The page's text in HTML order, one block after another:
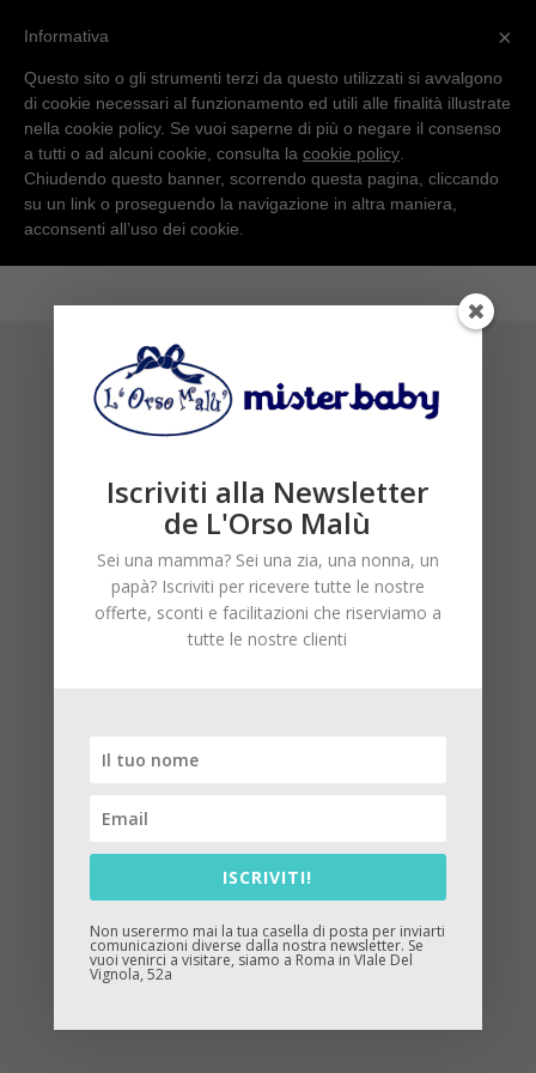
categorie
Shop
Tutti i Marchi
Billieblush
Coccodè
Filobio
Isi baby
Save the Duck
Contattaci
condizioni di vendita
Contatti
Iscriviti alla Newsletter
de L'Orso Malù
Sei una mamma? Sei una zia, una nonna, un
papà? Iscriviti per ricevere tutte le nostre
offerte, sconti e facilitazioni che riserviamo a
tutte le nostre clienti
ISCRIVITI!
Non userermo mai la tua casella di posta per inviarti
comunicazioni diverse dalla nostra newsletter. Se
vuoi venirci a visitare, siamo a Roma in VIale Del
Vignola, 52a
×
Informativa
Questo sito o gli strumenti terzi da questo utilizzati si avvalgono
di cookie necessari al funzionamento ed utili alle finalità illustrate
nella cookie policy. Se vuoi saperne di più o negare il consenso
a tutti o ad alcuni cookie, consulta la cookie policy
Chiudendo questo banner, scorrendo questa pagina, cliccando
su un link o proseguendo la navigazione in altra maniera,
acconsenti all’uso dei cookie.